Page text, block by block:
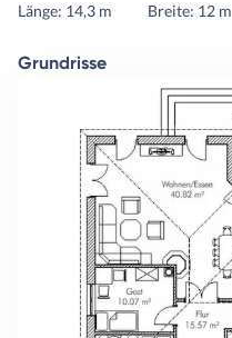
Länge: 14,3 m Breite: 12 m
Grundrisse